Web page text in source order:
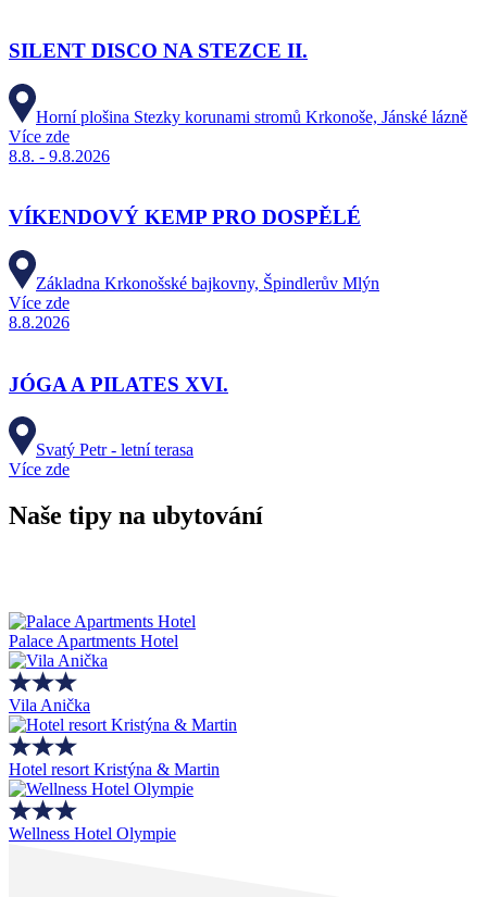
SILENT DISCO NA STEZCE II.
Horní plošina Stezky korunami stromů Krkonoše, Jánské lázně
Více zde
8.8. - 9.8.2026
VÍKENDOVÝ KEMP PRO DOSPĚLÉ
Základna Krkonošské bajkovny, Špindlerův Mlýn
Více zde
8.8.2026
JÓGA A PILATES XVI.
Svatý Petr - letní terasa
Více zde
Naše tipy na ubytování
Palace Apartments Hotel
Vila Anička
Hotel resort Kristýna & Martin
Wellness Hotel Olympie